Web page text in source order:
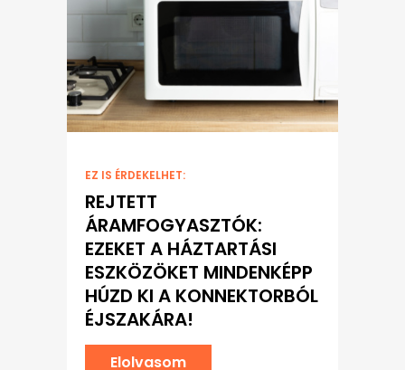
EZ IS ÉRDEKELHET:
REJTETT
ÁRAMFOGYASZTÓK:
EZEKET A HÁZTARTÁSI
ESZKÖZÖKET MINDENKÉPP
HÚZD KI A KONNEKTORBÓL
ÉJSZAKÁRA!
Elolvasom